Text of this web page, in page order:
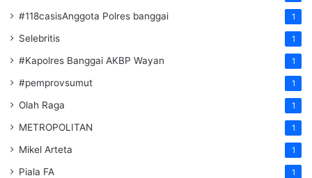
#118casisAnggota Polres banggai 1
Selebritis 1
#Kapolres Banggai AKBP Wayan 1
#pemprovsumut 1
Olah Raga 1
METROPOLITAN 1
Mikel Arteta 1
Piala FA 1